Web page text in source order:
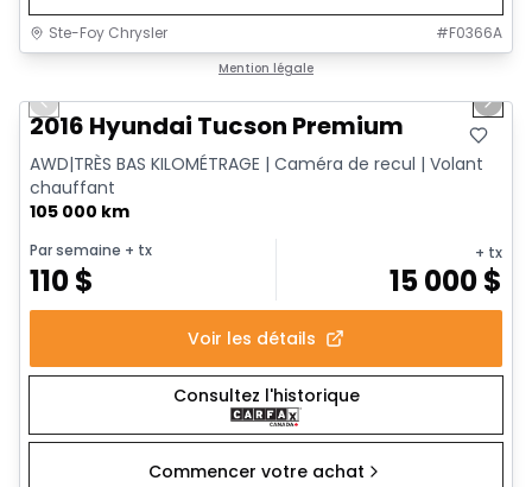
Ste-Foy Chrysler #F0366A
Mention légale
Previous slide Next
2016 Hyundai Tucson Premium
AWD|TRÈS BAS KILOMÉTRAGE | Caméra de recul | Volant
chauffant
105 000 km
Par semaine + tx
110$
+ tx
15 000$
Voir les détails
Consultez l'historique
Commencer votre achat